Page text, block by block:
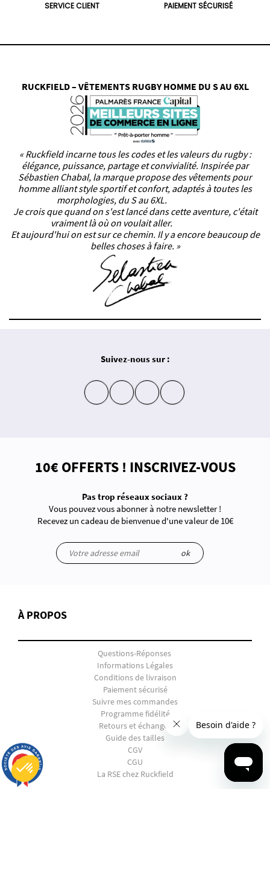
SERVICE CLIENT PAIEMENT SÉCURISÉ
RUCKFIELD – VÊTEMENTS RUGBY HOMME DU S AU 6XL
« Ruckfield incarne tous les codes et les valeurs du rugby :
élégance, puissance, partage et convivialité. Inspirée par
Sébastien Chabal, la marque propose des vêtements pour
homme alliant style sportif et confort, adaptés à toutes les
morphologies, du S au 6XL.
Je crois que quand on s'est lancé dans cette aventure, c'était
vraiment là où on voulait aller.
Et aujourd'hui on est sur ce chemin. Il y a encore beaucoup de
belles choses à faire. »
Suivez-nous sur :
insta fb yt in
10€ OFFERTS ! INSCRIVEZ-VOUS
Pas trop réseaux sociaux ?
Vous pouvez vous abonner à notre newsletter !
Recevez un cadeau de bienvenue d'une valeur de 10€
ok
À PROPOS
Questions-Réponses
Informations Légales
Conditions de livraison
Paiement sécurisé
Suivre mes commandes
Programme fidélité
Retours et échanges
Guide des tailles
CGV
CGU
La RSE chez Ruckfield
9.7 /10
2892 avis